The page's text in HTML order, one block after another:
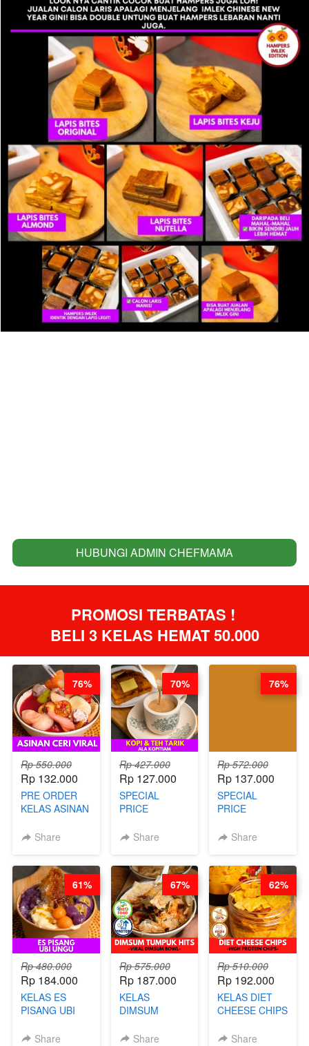
`HUBUNGI ADMIN CHEFMAMA
PROMOSI TERBATAS !
BELI 3 KELAS HEMAT 50.000
Rp 550.000
Rp 132.000
PRE ORDER
KELAS ASINAN
BY CHEF DITA
Share
76%
Rp 427.000
Rp 127.000
SPECIAL
PRICE
KELAS KOPI &
BARISTA
ARISUDANA
(TANGGAL 04
AGS HARGA
NAIK! )
Share
70%
Rp 572.000
Rp 137.000
SPECIAL
PRICE
KELAS CAKWE
DITA
(TANGGAL 04
AGS HARGA
NAIK! )
Share
76%
Rp 480.000
Rp 184.000
KELAS ES
PISANG UBI
CHEF DITA
Share
61%
Rp 575.000
Rp 187.000
KELAS
DIMSUM
- VIRAL
Share
67%
Rp 510.000
Rp 192.000
KELAS DIET
CHEESE CHIPS
PROTEIN
Share
62%